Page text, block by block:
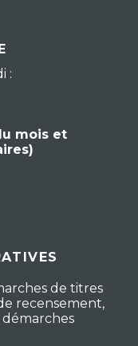
:
mois et
de titres
recensement,